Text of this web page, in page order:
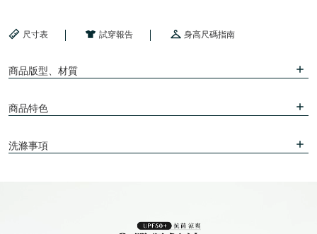
尺寸表 試穿報告 身高尺碼指南
商品版型、材質
商品特色
洗滌事項